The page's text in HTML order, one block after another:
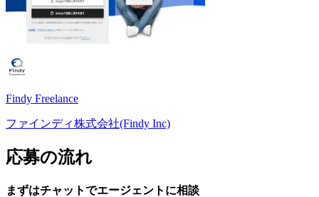
Findy Freelance
ファインディ株式会社(Findy Inc)
応募の流れ
まずはチャットでエージェント に相談